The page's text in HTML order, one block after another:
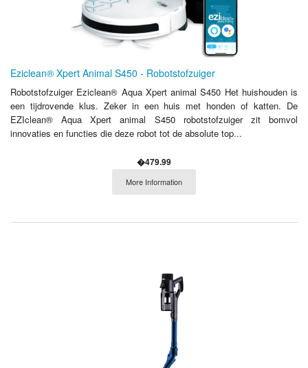
Eziclean® Xpert Animal S450 - Robotstofzuiger
Robotstofzuiger Eziclean® Aqua Xpert animal S450 Het huishouden is
een tijdrovende klus. Zeker in een huis met honden of katten. De
EZIclean® Aqua Xpert animal S450 robotstofzuiger zit bomvol
innovaties en functies die deze robot tot de absolute top...
�479.99
More Information